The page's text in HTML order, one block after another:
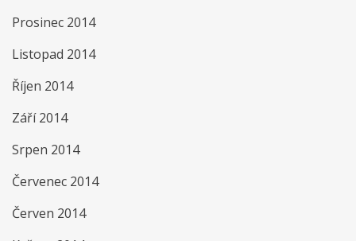
Prosinec 2014
Listopad 2014
Říjen 2014
Září 2014
Srpen 2014
Červenec 2014
Červen 2014